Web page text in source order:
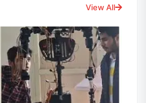
View All